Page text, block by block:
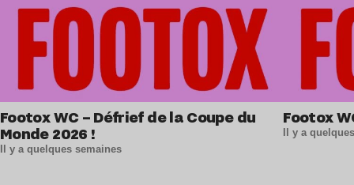
Footox WC – Défrief de la Coupe du
Monde 2026 !
Il y a quelques semaines
Footox
Il y a